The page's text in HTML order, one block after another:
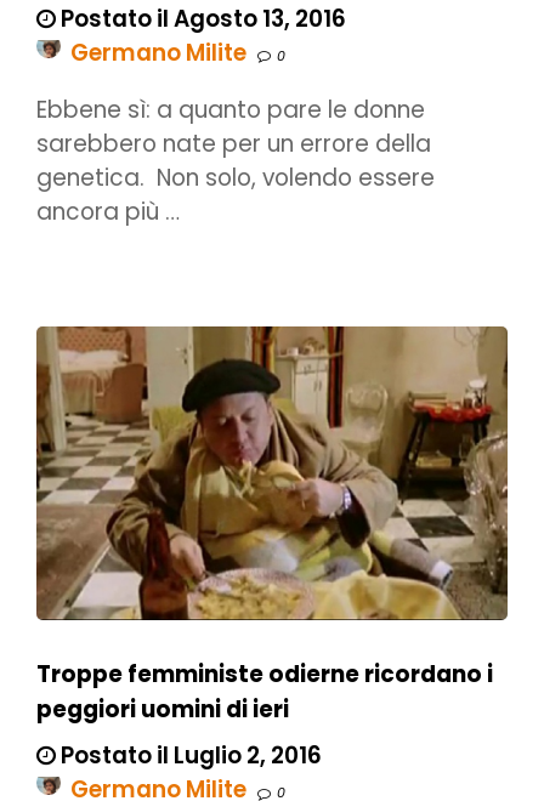
Postato il Agosto 13, 2016
Germano Milite
0
Ebbene sì: a quanto pare le donne
sarebbero nate per un errore della
genetica. Non solo, volendo essere
ancora più …
Troppe femministe odierne ricordano i
peggiori uomini di ieri
Postato il Luglio 2, 2016
Germano Milite
0